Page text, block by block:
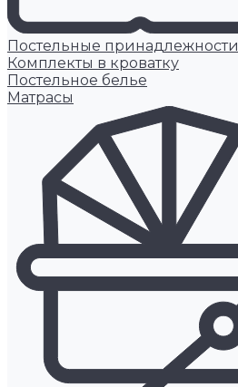
Постельные принадлежности
Комплекты в кроватку
Постельное белье
Матрасы